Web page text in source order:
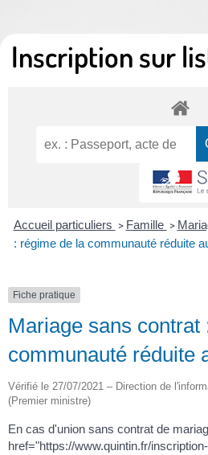
Inscription sur
Accueil particuliers > Famille >
: régime de la communauté réduite
Fiche pratique
Mariage sans contrat
communauté réduite
Vérifié le 27/07/2021 – Direction de
(Premier ministre)
En cas d'union sans contrat de
href="https://www.quintin.fr/